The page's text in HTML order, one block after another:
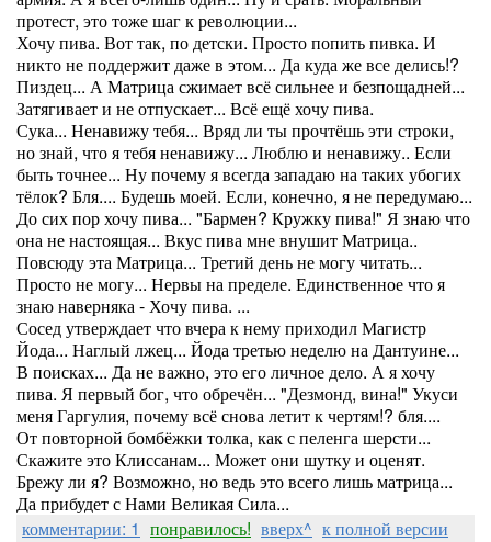
протест, это тоже шаг к революции...
Хочу пива. Вот так, по детски. Просто попить пивка. И
никто не поддержит даже в этом... Да куда же все делись!?
Пиздец... А Матрица сжимает всё сильнее и безпощадней...
Затягивает и не отпускает... Всё ещё хочу пива.
Сука... Ненавижу тебя... Вряд ли ты прочтёшь эти строки,
но знай, что я тебя ненавижу... Люблю и ненавижу.. Если
быть точнее... Ну почему я всегда западаю на таких убогих
тёлок? Бля.... Будешь моей. Если, конечно, я не передумаю...
До сих пор хочу пива... "Бармен? Кружку пива!" Я знаю что
она не настоящая... Вкус пива мне внушит Матрица..
Повсюду эта Матрица... Третий день не могу читать...
Просто не могу... Нервы на пределе. Единственное что я
знаю наверняка - Хочу пива. ...
Сосед утверждает что вчера к нему приходил Магистр
Йода... Наглый лжец... Йода третью неделю на Дантуине...
В поисках... Да не важно, это его личное дело. А я хочу
пива. Я первый бог, что обречён... "Дезмонд, вина!" Укуси
меня Гаргулия, почему всё снова летит к чертям!? бля....
От повторной бомбёжки толка, как с пеленга шерсти...
Скажите это Клиссанам... Может они шутку и оценят.
Брежу ли я? Возможно, но ведь это всего лишь матрица...
Да прибудет с Нами Великая Сила...
комментарии: 1 понравилось! вверх^ к полной версии